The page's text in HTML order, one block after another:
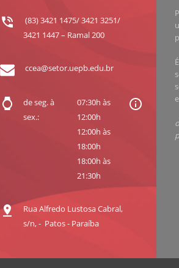
(83) 3421 1475/ 3421 3251/
3421 1447 – Ramal 200
ccea@setor.uepb.edu.br
de seg. à
sex.:
07:30h às
12:00h
12:00h às
18:00h
18:00h às
21:30h
Rua Alfredo Lustosa Cabral,
s/n, - Patos - Paraíba